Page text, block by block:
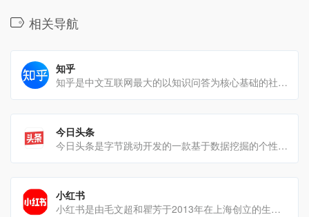
相关导航
知乎
知乎是中文互联网最大的以知识问答为核心基础的社交平台，以下是关于知乎的详细介绍：发展历程2010年12[…]
今日头条
今日头条是字节跳动开发的一款基于数据挖掘的个性化信息推荐引擎平台平台特色个性化推荐：今日头条拥有独特的个性[…]
小红书
小红书是由毛文超和瞿芳于2013年在上海创立的生活方式平台和消费决策入口。发展历程初期创立：2013[…]